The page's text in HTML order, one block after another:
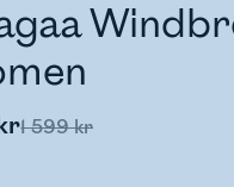
1 599 kr